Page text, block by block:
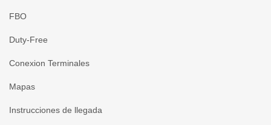
FBO
Duty-Free
Conexion Terminales
Mapas
Instrucciones de llegada